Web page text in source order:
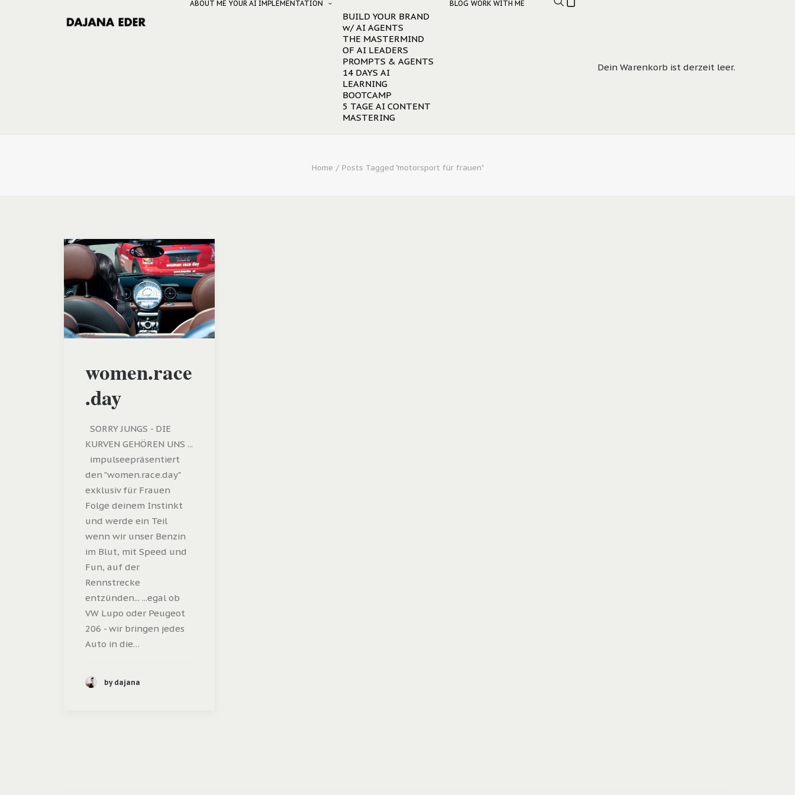
ABOUT ME YOUR AI IMPLEMENTATION
BUILD YOUR BRAND
w/ AI AGENTS
THE MASTERMIND
OF AI LEADERS
PROMPTS & AGENTS
14 DAYS AI
LEARNING
BOOTCAMP
5 TAGE AI CONTENT
MASTERING
BLOG WORK WITH ME
Dein Warenkorb ist derzeit leer.
Home Posts Tagged "motorsport für frauen"
women.race
.day
SORRY JUNGS - DIE
KURVEN GEHÖREN UNS ...
impulseepräsentiert
den "women.race.day"
exklusiv für Frauen
Folge deinem Instinkt
und werde ein Teil
wenn wir unser Benzin
im Blut, mit Speed und
Fun, auf der
Rennstrecke
entzünden... ...egal ob
VW Lupo oder Peugeot
206 - wir bringen jedes
Auto in die…
by dajana